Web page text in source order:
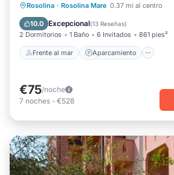
Rosolina · Rosolina Mare 0.37 mi al centro
10.0 Excepcional(13 Reseñas)
2 Dormitorios 1 Baño 6 Invitados 861 pies²
Frente al mar Aparcamiento
Frente al mar
Aparcamiento
Vista al mar
Balcón/Terraza
€75/noche
7 noches - €528